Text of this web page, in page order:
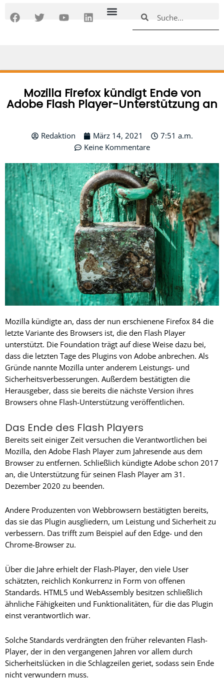
Inhalt
F
a
o
T
w
r
Y
o
e
L
i
i
Mozilla Firefox kündigt Ende von
Adobe Flash Player-Unterstützung an
Redaktion März 14, 2021
7:51 a.m.
Keine Kommentare
Mozilla kündigte an, dass der nun erschienene Firefox 84 die
letzte Variante des Browsers ist, die den Flash Player
unterstützt. Die Foundation trägt auf diese Weise dazu bei,
dass die letzten Tage des Plugins von Adobe anbrechen. Als
Gründe nannte Mozilla unter anderem Leistungs- und
Sicherheitsverbesserungen. Außerdem bestätigten die
Herausgeber, dass sie bereits die nächste Version ihres
Browsers ohne Flash-Unterstützung veröffentlichen.
Das Ende des Flash Players
Bereits seit einiger Zeit versuchen die Verantwortlichen bei
Mozilla, den Adobe Flash Player zum Jahresende aus dem
Browser zu entfernen. Schließlich kündigte Adobe schon 2017
an, die Unterstützung für seinen Flash Player am 31.
Dezember 2020 zu beenden.
Andere Produzenten von Webbrowsern bestätigten bereits,
das sie das Plugin ausgliedern, um Leistung und Sicherheit zu
verbessern. Das trifft zum Beispiel auf den Edge- und den
Chrome-Browser zu.
Über die Jahre erhielt der Flash-Player, den viele User
schätzten, reichlich Konkurrenz in Form von offenen
Standards. HTML5 und WebAssembly besitzen schließlich
ähnliche Fähigkeiten und Funktionalitäten, für die das Plugin
einst verantwortlich war.
Solche Standards verdrängten den früher relevanten Flash-
Player, der in den vergangenen Jahren vor allem durch
Sicherheitslücken in die Schlagzeilen geriet, sodass sein Ende
nicht verwundern muss.